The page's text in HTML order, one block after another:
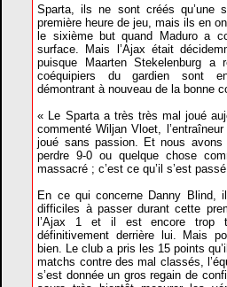
Sparta, ils ne sont créés qu’une
première heure de jeu, mais ils en
le sixième but quand Maduro a
surface. Mais l’Ajax était
puisque Maarten Stekelenburg a
coéquipiers du gardien sont
démontrant à nouveau de la bonne
« Le Sparta a très très mal joué
commenté Wiljan Vloet,
joué sans passion. Et nous
perdre 9-0 ou quelque chose
massacré ; c’est ce qu’il s’est
En ce qui concerne Danny Blind,
difficiles à passer durant cette
l’Ajax 1 et il est encore trop
définitivement derrière lui. Mais
bien. Le club a pris les 15 points
matchs contre des mal classés,
s’est donnée un gros regain de